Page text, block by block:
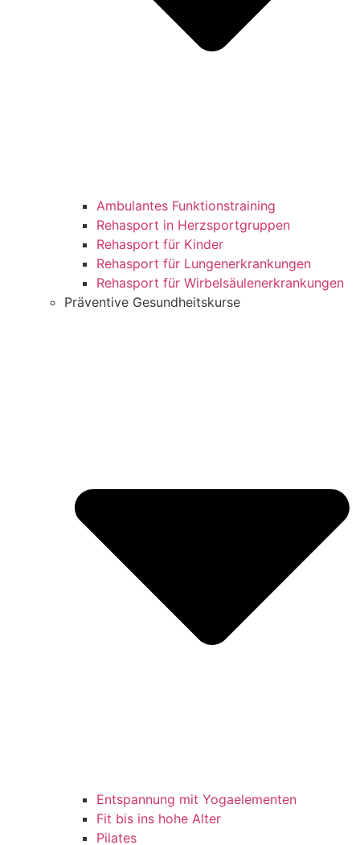
Ambulantes Funktionstraining
Rehasport in Herzsportgruppen
Rehasport für Kinder
Rehasport für Lungenerkrankungen
Rehasport für Wirbelsäulenerkrankungen
Präventive Gesundheitskurse
Entspannung mit Yogaelementen
Fit bis ins hohe Alter
Pilates